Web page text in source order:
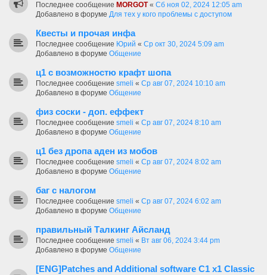
Последнее сообщение MORGOT« Сб ноя 02, 2024 12:05 am
Добавлено в форуме Для тех у кого проблемы с доступом
Квесты и прочая инфа
Последнее сообщение Юрий « Ср окт 30, 2024 5:09 am
Добавлено в форуме Общение
ц1 с возможностю крафт шопа
Последнее сообщение smeli « Ср авг 07, 2024 10:10 am
Добавлено в форуме Общение
физ соски - доп. еффект
Последнее сообщение smeli « Ср авг 07, 2024 8:10 am
Добавлено в форуме Общение
ц1 без дропа аден из мобов
Последнее сообщение smeli « Ср авг 07, 2024 8:02 am
Добавлено в форуме Общение
баг с налогом
Последнее сообщение smeli « Ср авг 07, 2024 6:02 am
Добавлено в форуме Общение
правильный Талкинг Айсланд
Последнее сообщение smeli « Вт авг 06, 2024 3:44 pm
Добавлено в форуме Общение
[ENG]Patches and Additional software C1 x1 Classic